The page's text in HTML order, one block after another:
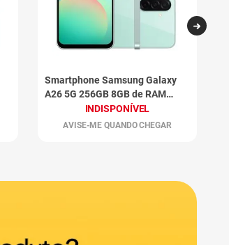
Smartphone Samsung Galaxy
A26 5G 256GB 8GB de RAM
INDISPONÍVEL
AVISE-ME QUANDO CHEGAR